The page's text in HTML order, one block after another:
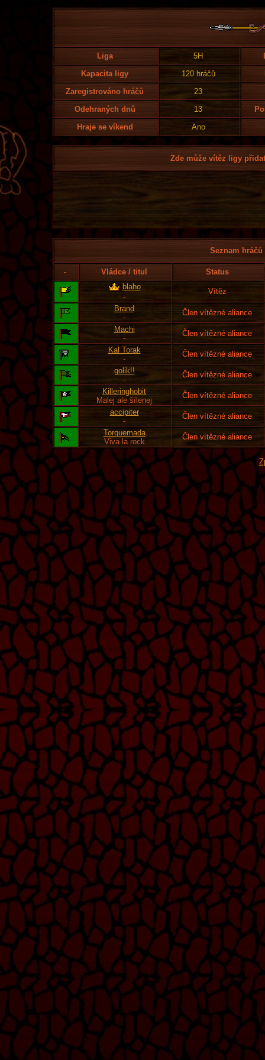
Liga 5H
Kapacita ligy
120 hráčů
Zaregistrováno hráčů
23
Odehraných dnů
13
Hraje se víkend
Ano
Zde může vítěz ligy
Seznam
- Vládce / titul
Status
blaho
-
Vítěz
Brand
-
Člen vítězné aliance
Machi
-
Člen vítězné aliance
Kal Torak
-
Člen vítězné aliance
golik!!
-
Člen vítězné aliance
Killeringhobit
Malej ale šílenej
Člen vítězné aliance
accipiter
-
Člen vítězné aliance
Torquemada
Viva la rock
Člen vítězné aliance